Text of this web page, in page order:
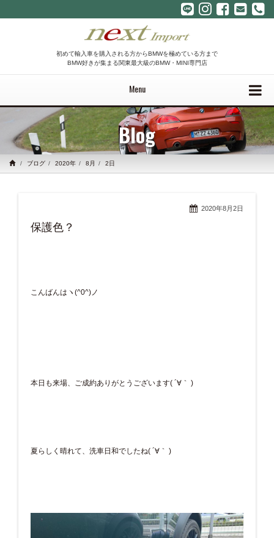
初めて輸入車を購入される方からBMWを極めている方まで
BMW好きが集まる関東最大級のBMW・MINI専門店
Menu
Blog
ブログ 2020年 8月 2日
2020年8月2日
保護色？
こんばんはヽ(^0^)ノ
本日も来場、ご成約ありがとうございます( ´∀｀ )
夏らしく晴れて、洗車日和でしたね( ´∀｀ )